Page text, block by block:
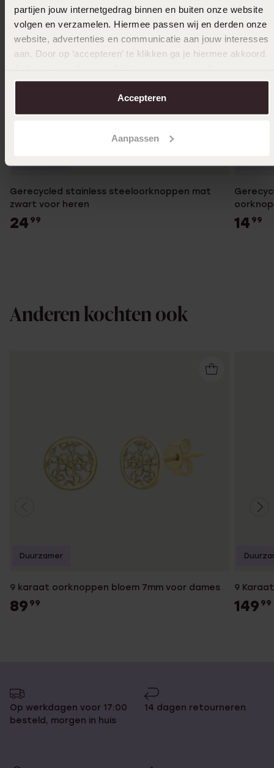
partijen jouw internetgedrag binnen en buiten onze website
volgen en verzamelen. Hiermee passen wij en derden onze
website, advertenties en communicatie aan jouw interesses
aan. Door op ‘accepteren’ te klikken ga je hiermee akkoord.
over in onscookiebeleid.
Accepteren
Aanpassen
Gerecycled stainless steeloorknoppen mat
zwart voor heren
24 99 14 99
Anderen kochten ook
9 karaat oorknoppen bloem 7mm voor dames
89 99
Duurzamer
9
149 99
Op werkdagen voor 17:00
besteld, morgen in huis
14 dagen retourneren